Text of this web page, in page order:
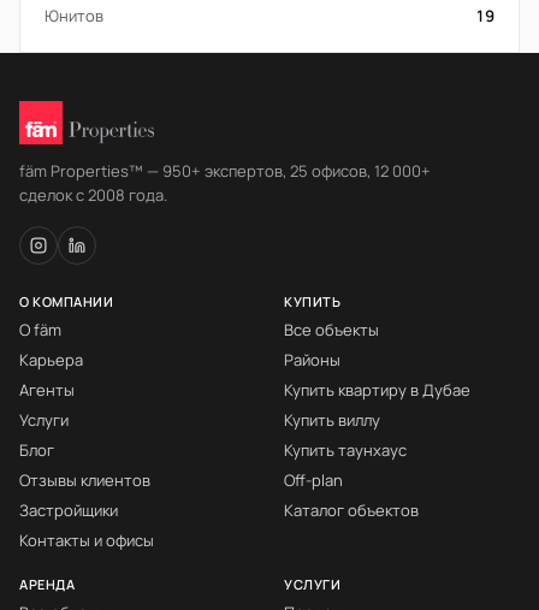
Юнитов 19
fäm Properties™ — 950+ экспертов, 25 офисов, 12 000+
сделок с 2008 года.
О КОМПАНИИ
О fäm
Карьера
Агенты
Услуги
Блог
Отзывы клиентов
Застройщики
Контакты и офисы
КУПИТЬ
Все объекты
Районы
Купить квартиру в Дубае
Купить виллу
Купить таунхаус
Off-plan
Каталог объектов
АРЕНДА УСЛУГИ